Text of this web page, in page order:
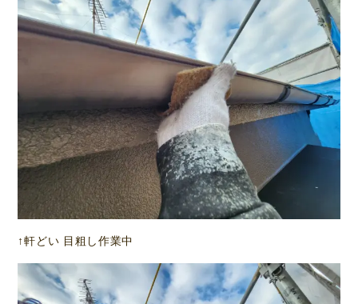
↑軒どい 目粗し作業中